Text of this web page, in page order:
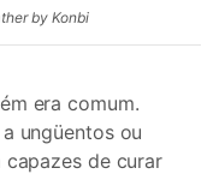
by Konbi
era comum.
ungüentos ou
capazes de curar